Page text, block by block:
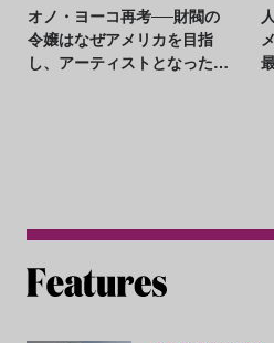
オノ・ヨーコ再考──財閥の
令嬢はなぜアメリカを目指
し、アーティストとなったの